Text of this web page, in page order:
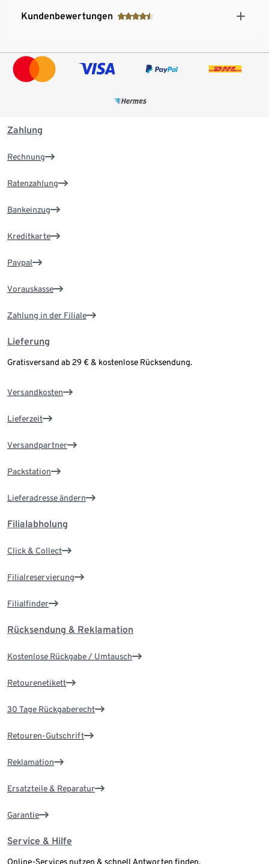
Kundenbewertungen
Zahlung
Rechnung
Ratenzahlung
Bankeinzug
Kreditkarte
Paypal
Vorauskasse
Zahlung in der Filiale
Lieferung
Gratisversand ab 29 € & kostenlose Rücksendung.
Versandkosten
Lieferzeit
Versandpartner
Packstation
Lieferadresse ändern
Filialabholung
Click & Collect
Filialreservierung
Filialfinder
Rücksendung & Reklamation
Kostenlose Rückgabe / Umtausch
Retourenetikett
30 Tage Rückgaberecht
Retouren-Gutschrift
Reklamation
Ersatzteile & Reparatur
Garantie
Service & Hilfe
Online-Services nutzen & schnell Antworten finden.